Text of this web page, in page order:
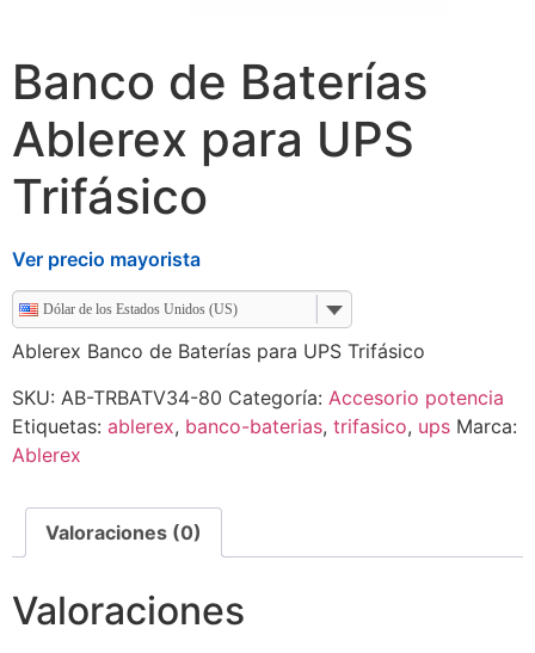
Banco de Baterías
Ablerex para UPS
Trifásico
Ver precio mayorista
Dólar de los Estados Unidos (US)
Ablerex Banco de Baterías para UPS Trifásico
SKU: AB-TRBATV34-80 Categoría: Accesorio potencia
Etiquetas: ablerex, banco-baterias, trifasico, ups Marca:
Ablerex
Valoraciones (0)
Valoraciones